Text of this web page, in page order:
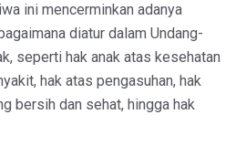
ini mencerminkan adanya
diatur dalam Undang-
seperti hak anak atas kesehatan
hak atas pengasuhan, hak
bersih dan sehat, hingga hak